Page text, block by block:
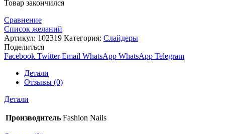
Товар закончился
Сравнение
Список желаний
Артикул: 102319 Категория: Слайдеры
Поделиться
Facebook Twitter Email WhatsApp WhatsApp Telegram
Детали
Отзывы (0)
Детали
Производитель Fashion Nails